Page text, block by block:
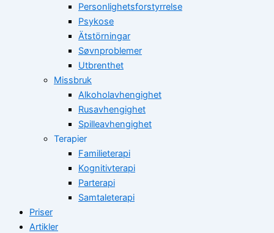
Personlighetsforstyrrelse
Psykose
Ätstörningar
Søvnproblemer
Utbrenthet
Missbruk
Alkoholavhengighet
Rusavhengighet
Spilleavhengighet
Terapier
Familieterapi
Kognitivterapi
Parterapi
Samtaleterapi
Priser
Artikler